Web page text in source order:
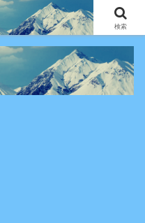
報、登場人物や物語の考察を、作
介する専門ブログです。
検索